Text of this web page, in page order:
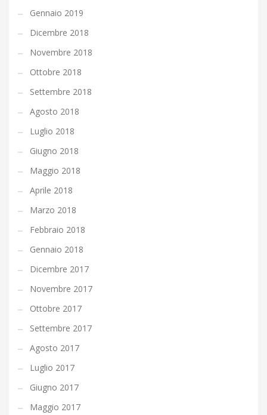
Gennaio 2019
Dicembre 2018
Novembre 2018
Ottobre 2018
Settembre 2018
Agosto 2018
Luglio 2018
Giugno 2018
Maggio 2018
Aprile 2018
Marzo 2018
Febbraio 2018
Gennaio 2018
Dicembre 2017
Novembre 2017
Ottobre 2017
Settembre 2017
Agosto 2017
Luglio 2017
Giugno 2017
Maggio 2017